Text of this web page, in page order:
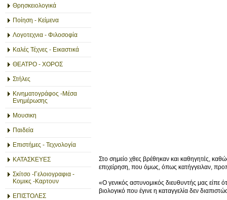
Θρησκειολογικά
Ποίηση - Κείμενα
Λογοτεχνια - Φιλοσοφία
Καλές Τέχνες - Εικαστικά
ΘΕΑΤΡΟ - ΧΟΡΟΣ
Στήλες
Κινηματογράφος -Μέσα
Ενημέρωσης
Μουσικη
Παιδεία
Επιστήμες - Τεχνολογία
ΚΑΤΑΣΚΕΥΕΣ
Σκίτσο -Γελοιογραφια -
Κομικς -Καρτουν
ΕΠΙΣΤΟΛΕΣ
Στο σημείο χθες βρέθηκαν και καθηγητές,
επιχείρηση, που όμως, όπως κατήγγειλαν,
«Ο γενικός αστυνομικός διευθυντής μας είπε
βιολογικό που έγινε η καταγγελία δεν